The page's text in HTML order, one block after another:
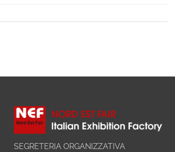
SEGRETERIA ORGANIZZATIVA